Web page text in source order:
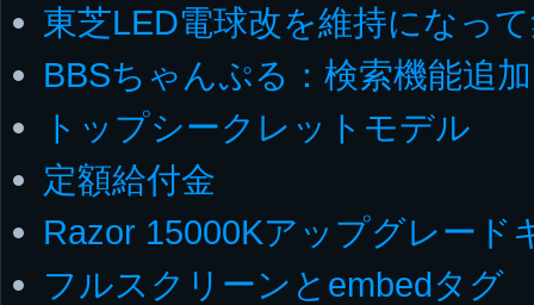
東芝LED電球改を維持になっ
BBSちゃんぷる：検索機能追加
トップシークレットモデル
定額給付金
Razor 15000Kアップグレード
フルスクリーンとembedタグ